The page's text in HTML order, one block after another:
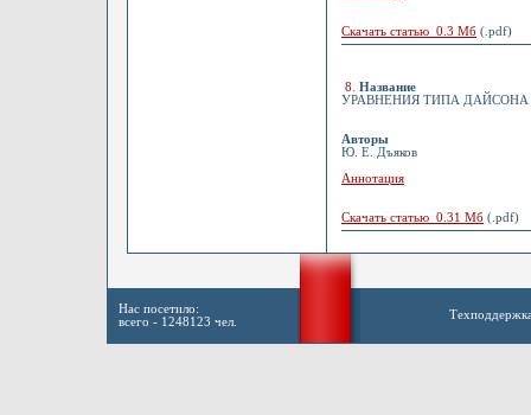
Скачать статью 0.3 Мб (.pdf)
8
Название
УРАВНЕНИЯ ТИПА
Авторы
Ю. Е. Дъяков
Аннотация
Скачать статью 0.31 Мб (.pdf)
Нас посетило:
всего - 1248123 чел.